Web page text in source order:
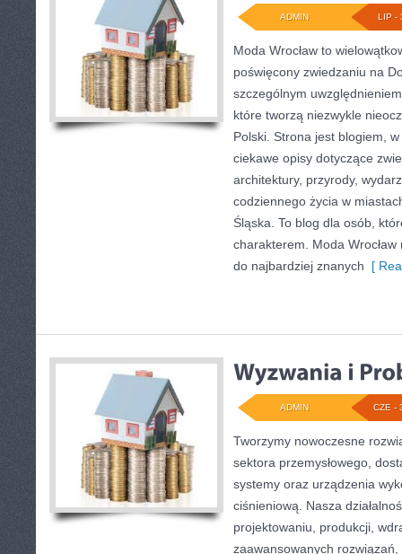
LIP -
ADMIN
Moda Wrocław to
poświęcony zwiedzaniu na
szczególnym
które tworzą niezwykle
Polski. Strona jest blogiem,
ciekawe opisy dotyczące
architektury, przyrody,
codziennego życia w
Śląska. To blog dla osób,
charakterem. Moda Wrocław
do najbardziej znanych [
CZE -
ADMIN
Tworzymy nowoczesne
sektora przemysłowego,
systemy oraz urządzenia
ciśnieniową. Nasza
projektowaniu, produkcji,
zaawansowanych